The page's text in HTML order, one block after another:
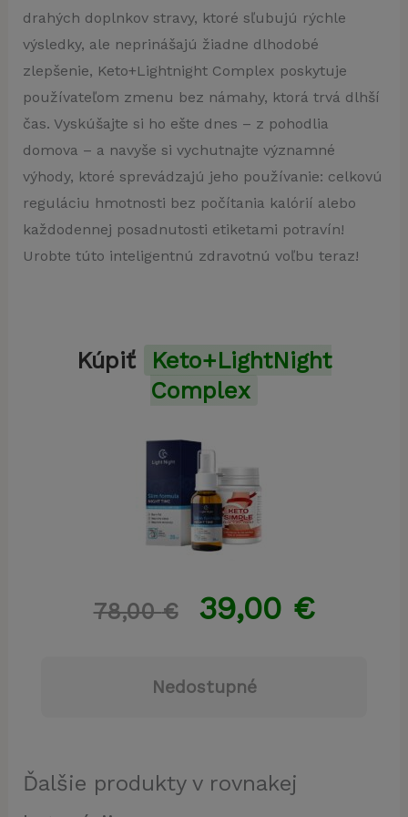
drahých doplnkov stravy, ktoré sľubujú rýchle
výsledky, ale neprinášajú žiadne dlhodobé
zlepšenie, Keto+Lightnight Complex poskytuje
používateľom zmenu bez námahy, ktorá trvá dlhší
čas. Vyskúšajte si ho ešte dnes – z pohodlia
domova – a navyše si vychutnajte významné
výhody, ktoré sprevádzajú jeho používanie: celkovú
reguláciu hmotnosti bez počítania kalórií alebo
každodennej posadnutosti etiketami potravín!
Urobte túto inteligentnú zdravotnú voľbu teraz!
Kúpiť
Keto+LightNight
Complex
78,00€ 39,00 €
Nedostupné
Ďalšie produkty v rovnakej